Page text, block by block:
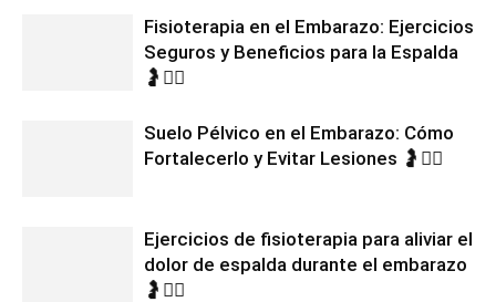
Fisioterapia en el Embarazo: Ejercicios
Seguros y Beneficios para la Espalda
🤰💆‍♀️
Suelo Pélvico en el Embarazo: Cómo
Fortalecerlo y Evitar Lesiones 🤰🧘‍♀️
Ejercicios de fisioterapia para aliviar el
dolor de espalda durante el embarazo
🤰🧘‍♀️